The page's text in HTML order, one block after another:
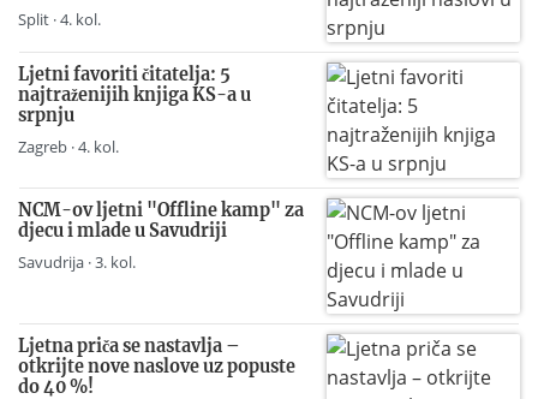
Split · 4. kol.
Ljetni favoriti čitatelja: 5
najtraženijih knjiga KS-a u
srpnju
Zagreb · 4. kol.
NCM-ov ljetni "Offline kamp" za
djecu i mlade u Savudriji
Savudrija · 3. kol.
Ljetna priča se nastavlja –
otkrijte nove naslove uz popuste
do 40 %!